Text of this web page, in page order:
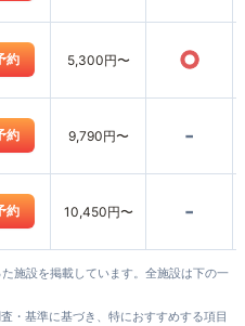
約 5,300円〜 ○
約 9,790円〜 -
約 10,450円〜 -
施設を掲載しています。全施設は下の一
・基準に基づき、特におすすめする項目